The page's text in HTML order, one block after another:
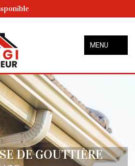
MENU
DE GOUTTIÈRE